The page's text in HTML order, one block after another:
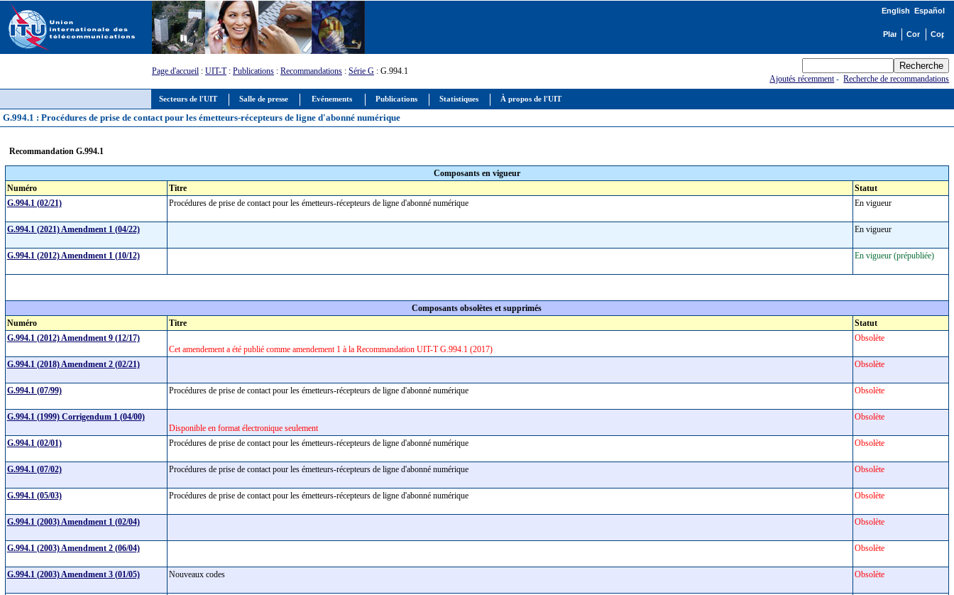
Secteurs de l'UIT Salle de presse Evénements Publications Statistiques À propos de l'UIT
English Español
Page d'accueil : UIT-T: Publications : Recommandations : Série G : G.994.1
Ajoutés récemment-Recherche de recommandations
G.994.1 : Procédures de prise de contact pour les émetteurs-récepteurs de ligne d'abonné numérique
Recommandation G.994.1
Composants en vigueur
Numéro
Titre
Statut
G.994.1 (02/21)
Procédures de prise de contact pour les émetteurs-récepteurs de ligne d'abonné numérique En vigueur
G.994.1 (2021) Amendment 1 (04/22) En vigueur
G.994.1 (2012) Amendment 1 (10/12) En vigueur (prépubliée)
Composants obsolètes et supprimés
Numéro
Titre
Statut
G.994.1 (2012) Amendment 9 (12/17)
Cet amendement a été publié comme amendement 1 à la Recommandation UIT-T G.994.1 (2017)
Obsolète
G.994.1 (2018) Amendment 2 (02/21) Obsolète
G.994.1 (07/99) Procédures de prise de contact pour les émetteurs-récepteurs de ligne d'abonné numérique Obsolète
G.994.1 (1999) Corrigendum 1 (04/00)
Disponible en format électronique seulement
Obsolète
G.994.1 (02/01) Procédures de prise de contact pour les émetteurs-récepteurs de ligne d'abonné numérique Obsolète
G.994.1 (07/02) Procédures de prise de contact pour les émetteurs-récepteurs de ligne d'abonné numérique Obsolète
G.994.1 (05/03) Procédures de prise de contact pour les émetteurs-récepteurs de ligne d'abonné numérique Obsolète
G.994.1 (2003) Amendment 1 (02/04) Obsolète
G.994.1 (2003) Amendment 2 (06/04) Obsolète
G.994.1 (2003) Amendment 3 (01/05) Nouveaux codes Obsolète